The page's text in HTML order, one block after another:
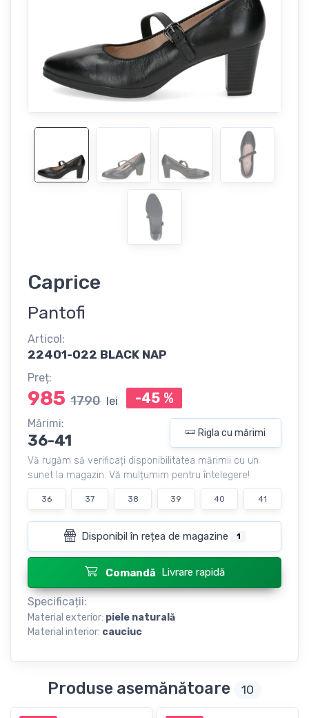
Caprice
Pantofi
Articol:
22401-022 BLACK NAP
Preț:
985 1790 lei -45%
Mărimi:
36-41 Rigla cu mărimi
Vă rugăm să verificați disponibilitatea mărimii cu un
sunet la magazin. Vă mulțumim pentru întelegere!
36 37 38 39 40 41
Disponibil în rețea de magazine 1
Comandă Livrare rapidă
Specificații:
Material exterior: piele naturală
Material interior: cauciuc
Produse asemănătoare 10